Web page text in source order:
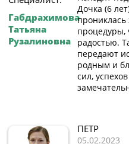
Габдрахимова
Татьяна
Рузалиновна
Дочка (6
прониклась
процедуры,
радостью.
передают
родным и
сил,
ПЕТР
05.02.2023